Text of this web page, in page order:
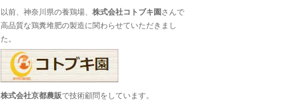
以前、神奈川県の養鶏場、株式会社コトブキ園 さんで
高品質な鶏糞堆肥の製造に関わらせていただきまし
た。
株式会社京都農販で技術顧問をしています。